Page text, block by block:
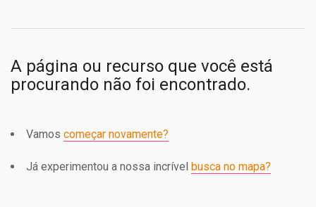
A página ou recurso que você está
procurando não foi encontrado.
Vamos começar novamente?
Já experimentou a nossa incrível busca no mapa?